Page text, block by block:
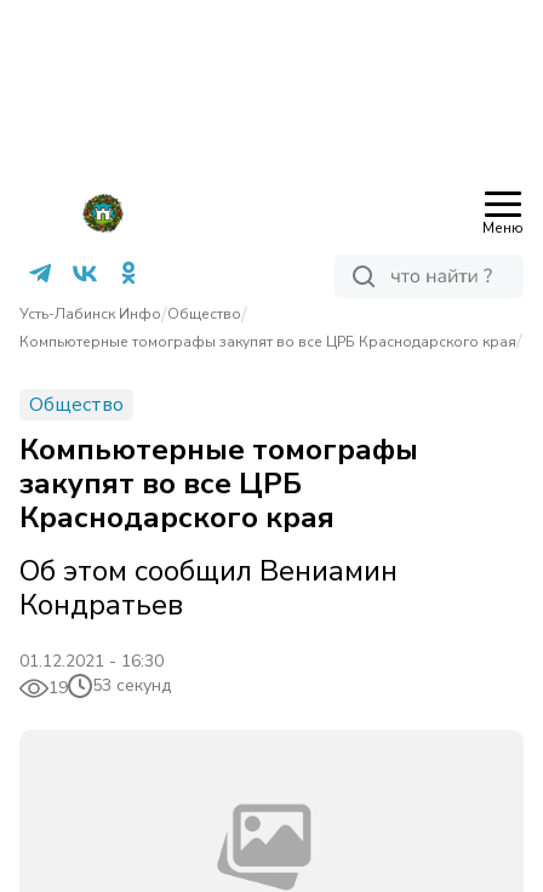
Меню
Усть-Лабинск Инфо/Общество/
Компьютерные томографы закупят во все ЦРБ Краснодарского края/
Общество
Компьютерные томографы
закупят во все ЦРБ
Краснодарского края
Об этом сообщил Вениамин
Кондратьев
01.12.2021 - 16:30
19
53 секунд